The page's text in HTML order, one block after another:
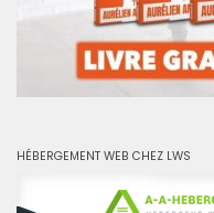
HÉBERGEMENT WEB CHEZ LWS